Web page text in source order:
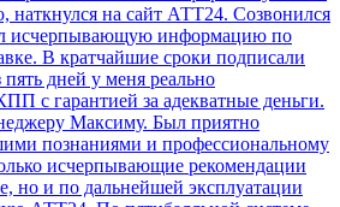
наткнулся на сайт АТТ24. Созвонился
исчерпывающую информацию по
В кратчайшие сроки подписали
пять дней у меня реально
с гарантией за адекватные деньги.
Максиму. Был приятно
познаниями и профессиональному
исчерпывающие рекомендации
но и по дальнейшей эксплуатации